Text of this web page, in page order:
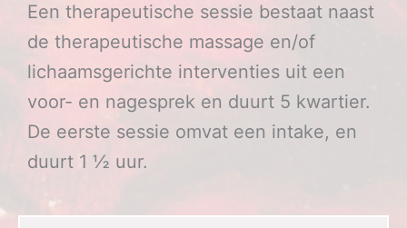
Een therapeutische sessie bestaat naast
de therapeutische massage en/of
lichaamsgerichte interventies uit een
voor- en nagesprek en duurt 5 kwartier.
De eerste sessie omvat een intake, en
duurt 1 ½ uur.